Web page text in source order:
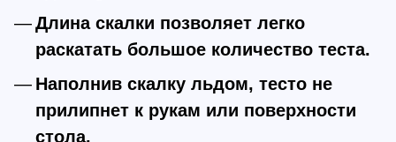
Длина скалки позволяет легко
раскатать большое количество теста.
Наполнив скалку льдом, тесто не
прилипнет к рукам или поверхности
стола.